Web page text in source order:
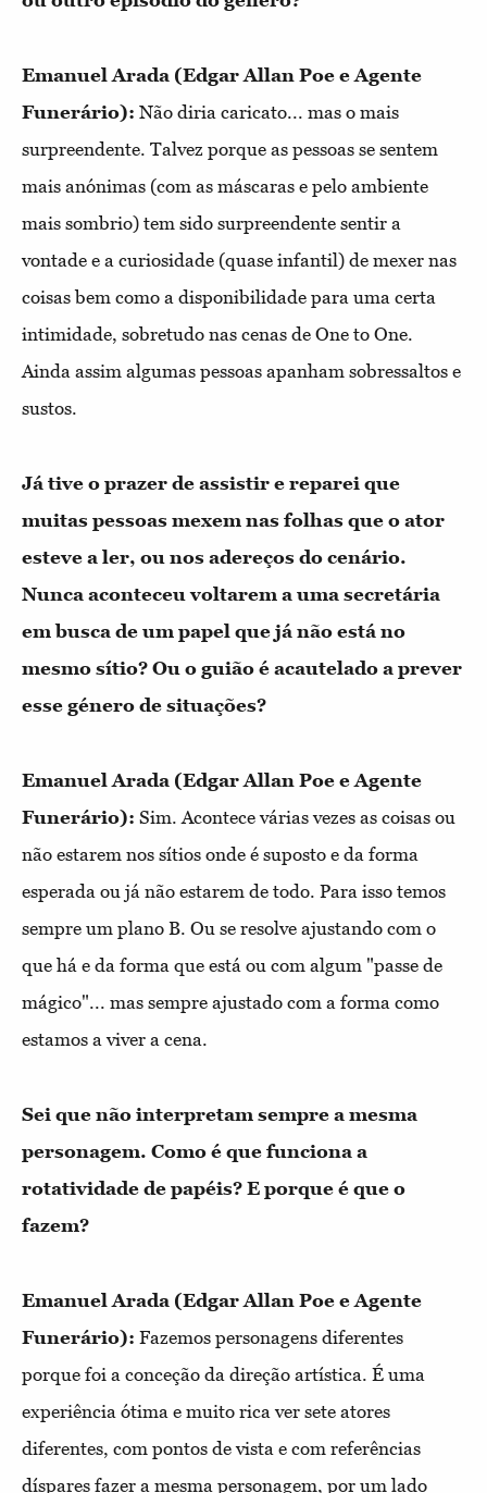
Emanuel Arada (Edgar Allan Poe e Agente
Funerário): Não diria caricato... mas o mais
surpreendente. Talvez porque as pessoas se sentem
mais anónimas (com as máscaras e pelo ambiente
mais sombrio) tem sido surpreendente sentir a
vontade e a curiosidade (quase infantil) de mexer nas
coisas bem como a disponibilidade para uma certa
intimidade, sobretudo nas cenas de One to One.
Ainda assim algumas pessoas apanham sobressaltos e
sustos.
Já tive o prazer de assistir e reparei que
muitas pessoas mexem nas folhas que o ator
esteve a ler, ou nos adereços do cenário.
Nunca aconteceu voltarem a uma secretária
em busca de um papel que já não está no
mesmo sítio? Ou o guião é acautelado a prever
esse género de situações?
Emanuel Arada (Edgar Allan Poe e Agente
Funerário): Sim. Acontece várias vezes as coisas ou
não estarem nos sítios onde é suposto e da forma
esperada ou já não estarem de todo. Para isso temos
sempre um plano B. Ou se resolve ajustando com o
que há e da forma que está ou com algum "passe de
mágico"... mas sempre ajustado com a forma como
estamos a viver a cena.
Sei que não interpretam sempre a mesma
personagem. Como é que funciona a
rotatividade de papéis? E porque é que o
fazem?
Emanuel Arada (Edgar Allan Poe e Agente
Funerário): Fazemos personagens diferentes
porque foi a conceção da direção artística. É uma
experiência ótima e muito rica ver sete atores
diferentes, com pontos de vista e com referências
díspares fazer a mesma personagem, por um lado